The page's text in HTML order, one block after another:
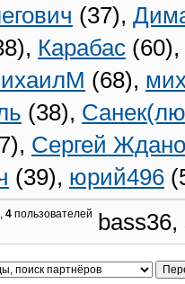
(37),
Карабас (60),
(68),
(38),
Сергей
(39), юрий496
4 пользователей bass36,